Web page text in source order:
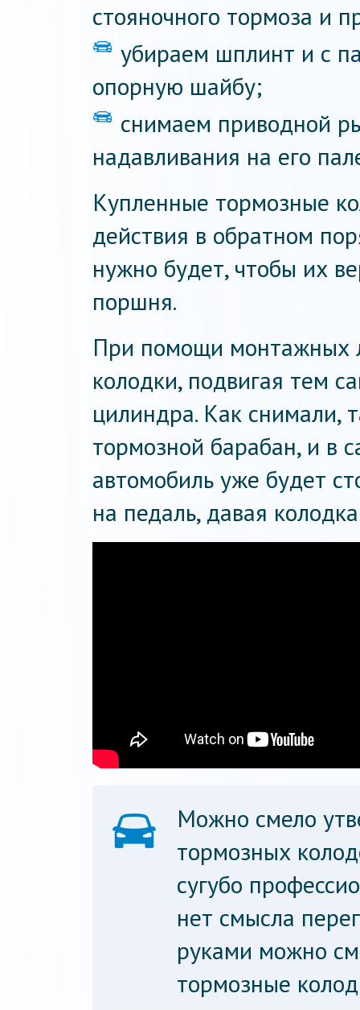
стояночного тормоза и
убираем шплинт и с
опорную шайбу;
снимаем приводной
надавливания на его
Купленные тормозные
действия в обратном
нужно будет, чтобы их
поршня.
При помощи монтажных
колодки, подвигая тем
цилиндра. Как снимали,
тормозной барабан, и в
автомобиль уже будет
на педаль, давая
Можно смело
тормозных
сугубо
нет смысла
руками можно
тормозные